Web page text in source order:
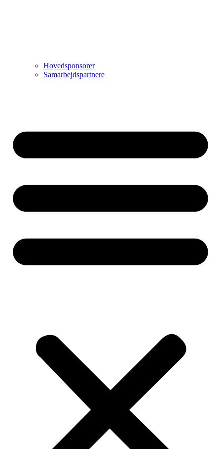
Hovedsponsorer
Samarbejdspartnere